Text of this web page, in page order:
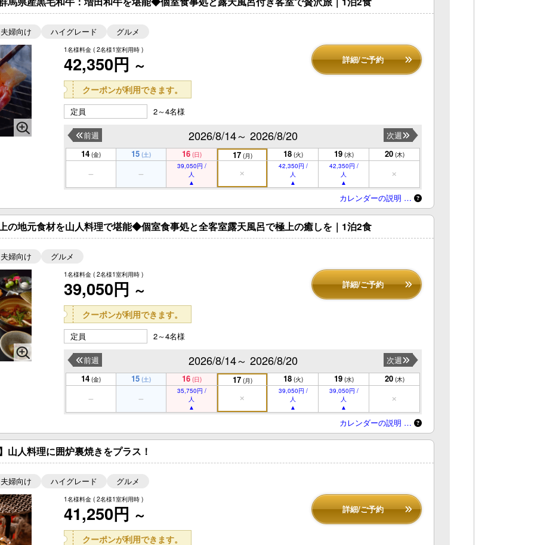
婦向け ハイグレード グルメ
1名様料金 ( 2名様1室利用時 )
42,350円 ～ 詳細/ご予約
クーポンが利用できます。
定員 2～4名様
2026/8/14～ 2026/8/20
前週
次週
14 (金) 15 (土) 16 (日) 17 (月) 18 (火) 19 (水) 20 (木)
39,050円 /
人
42,350円 /
人
42,350円 /
人
カレンダーの説明 …
の地元食材を山人料理で堪能◆個室食事処と全客室露天風呂で極上の癒しを｜1泊2食
婦向け グルメ
1名様料金 ( 2名様1室利用時 )
39,050円 ～ 詳細/ご予約
クーポンが利用できます。
定員 2～4名様
2026/8/14～ 2026/8/20
前週
次週
14 (金) 15 (土) 16 (日) 17 (月) 18 (火) 19 (水) 20 (木)
35,750円 /
人
39,050円 /
人
39,050円 /
人
カレンダーの説明 …
山人料理に囲炉裏焼きをプラス！
婦向け ハイグレード グルメ
1名様料金 ( 2名様1室利用時 )
41,250円 ～ 詳細/ご予約
クーポンが利用できます。